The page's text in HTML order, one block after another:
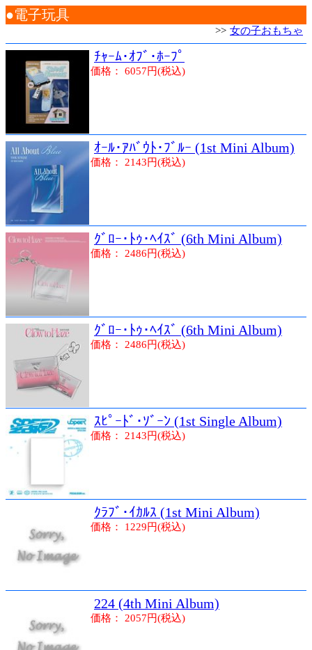
●電子玩具
>> 女の子おもちゃ
ﾁｬｰﾑ･ｵﾌﾞ･ﾎｰﾌﾟ
価格： 6057円(税込)
ｵｰﾙ･ｱﾊﾞｳﾄ･ﾌﾞﾙｰ (1st Mini Album)
価格： 2143円(税込)
ｸﾞﾛｰ･ﾄｩ･ﾍｲｽﾞ (6th Mini Album)
価格： 2486円(税込)
ｸﾞﾛｰ･ﾄｩ･ﾍｲｽﾞ (6th Mini Album)
価格： 2486円(税込)
ｽﾋﾟｰﾄﾞ･ｿﾞｰﾝ (1st Single Album)
価格： 2143円(税込)
ｸﾗﾌﾞ･ｲｶﾙｽ (1st Mini Album)
価格： 1229円(税込)
224 (4th Mini Album)
価格： 2057円(税込)